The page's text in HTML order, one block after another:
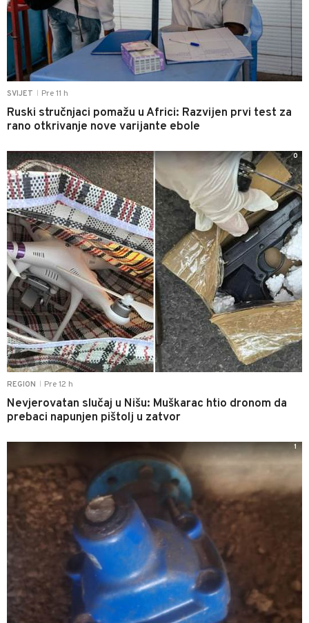
SVIJET Pre 11 h
Ruski stručnjaci pomažu u Africi: Razvijen prvi test za
rano otkrivanje nove varijante ebole
REGION Pre 12 h
Nevjerovatan slučaj u Nišu: Muškarac htio dronom da
prebaci napunjen pištolj u zatvor
0
1